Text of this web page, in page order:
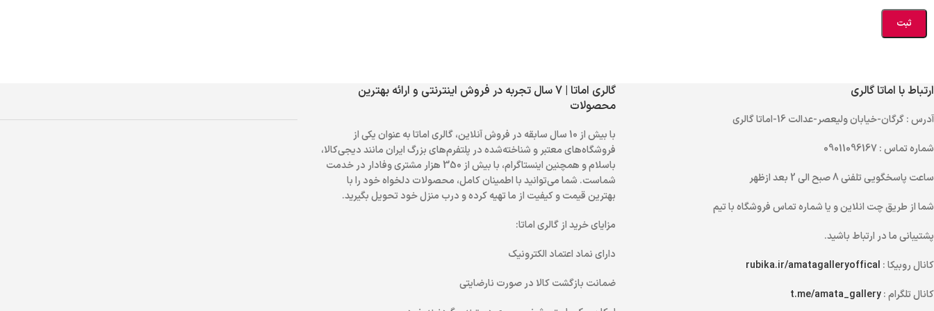
ارتباط با اماتا گالری
آدرس: گرگان-خیابان ولیعصر-عدالت 16-اماتا گالری
شماره تماس: 09011096167
ساعت پاسخگویی تلفنی
شما از طریقچت انلاینو یاشماره تماسفروشگاه با تیم
پشتیبانی ما در ارتباط باشید.
کانال روبیکا : rubika.ir/amatagalleryoffical
کانال تلگرام :t.me/amata_gallery
گالری اماتا | 7 سال تجربه در فروش اینترنتی و ارائه بهترین
محصولات
با بیش از 10 سال سابقه در فروش آنلاین، گالری اماتا به عنوان یکی از
فروشگاه‌های معتبر و شناخته‌شده در پلتفرم‌های بزرگ ایران مانند دیجی‌کالا،
باسلام و همچنین اینستاگرام، با بیش از 350 هزار مشتری وفادار در خدمت
شماست. شما می‌توانید با اطمینان کامل، محصولات دلخواه خود را با
بهترین قیمت و کیفیت از ما تهیه کرده و درب منزل خود تحویل بگیرید.
مزایای خرید از گالری اماتا:
دارای نماد اعتماد الکترونیک
ضمانت بازگشت کالا در صورت نارضایتی